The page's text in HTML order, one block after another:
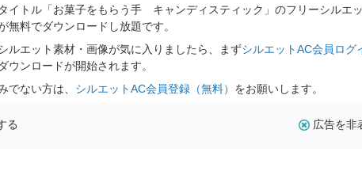
イトル「お菓子をもらう手 キャンディスティック」のフリーシルエ
無料でダウンロードし放題です。
ルエット素材・画像が気に入りましたら、まずシルエットAC会員ログ
ウンロードが開始されます。
でない方は、 シルエットAC会員登録（無料） をお願いします。
る 広告を非